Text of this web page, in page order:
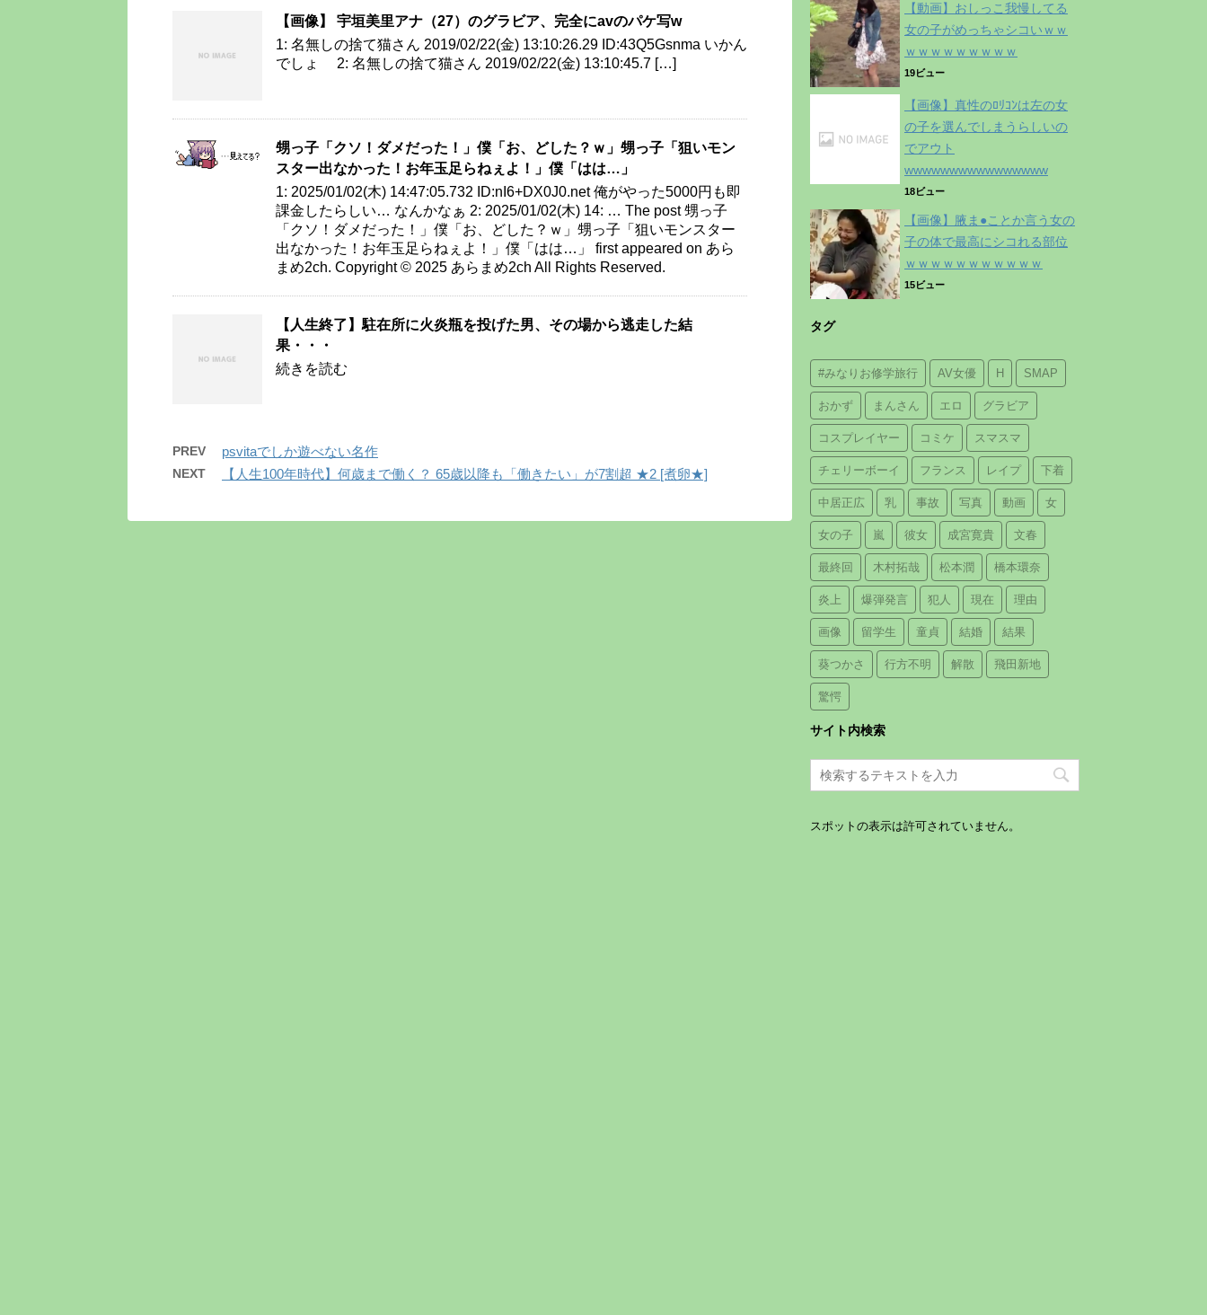
【画像】 宇垣美里アナ（27）のグラビア、完全にavのパケ写w
1: 名無しの捨て猫さん 2019/02/22(金) 13:10:26.29 ID:43Q5Gsnma いかん
でしょ 2: 名無しの捨て猫さん 2019/02/22(金) 13:10:45.7 […]
甥っ子「クソ！ダメだった！」僕「お、どした？ｗ」甥っ子「狙いモン
スター出なかった！お年玉足らねぇよ！」僕「はは…」
1: 2025/01/02(木) 14:47:05.732 ID:nI6+DX0J0.net 俺がやった5000円も即
課金したらしい… なんかなぁ 2: 2025/01/02(木) 14: … The post 甥っ子
「クソ！ダメだった！」僕「お、どした？ｗ」甥っ子「狙いモンスター
出なかった！お年玉足らねぇよ！」僕「はは…」 first appeared on あら
まめ2ch. Copyright © 2025 あらまめ2ch All Rights Reserved.
【人生終了】駐在所に火炎瓶を投げた男、その場から逃走した結
果・・・
続きを読む
PREV psvitaでしか遊べない名作
NEXT 【人生100年時代】何歳まで働く？ 65歳以降も「働きたい」が7割超 ★2 [煮卵★]
【動画】おしっこ我慢してる
女の子がめっちゃシコいｗｗ
ｗｗｗｗｗｗｗｗｗ
19ビュー
【画像】真性のﾛﾘｺﾝは左の女
の子を選んでしまうらしいの
でアウト
wwwwwwwwwwwwwwww
18ビュー
【画像】腋ま●ことか言う女の
子の体で最高にシコれる部位
ｗｗｗｗｗｗｗｗｗｗｗ
15ビュー
タグ
#みなりお修学旅行 AV女優 H SMAP
おかず まんさん エロ グラビア
コスプレイヤー コミケ スマスマ
チェリーボーイ フランス レイプ 下着
中居正広 乳 事故 写真 動画 女
女の子 嵐 彼女 成宮寛貴 文春
最終回 木村拓哉 松本潤 橋本環奈
炎上 爆弾発言 犯人 現在 理由
画像 留学生 童貞 結婚 結果
葵つかさ 行方不明 解散 飛田新地
驚愕
サイト内検索